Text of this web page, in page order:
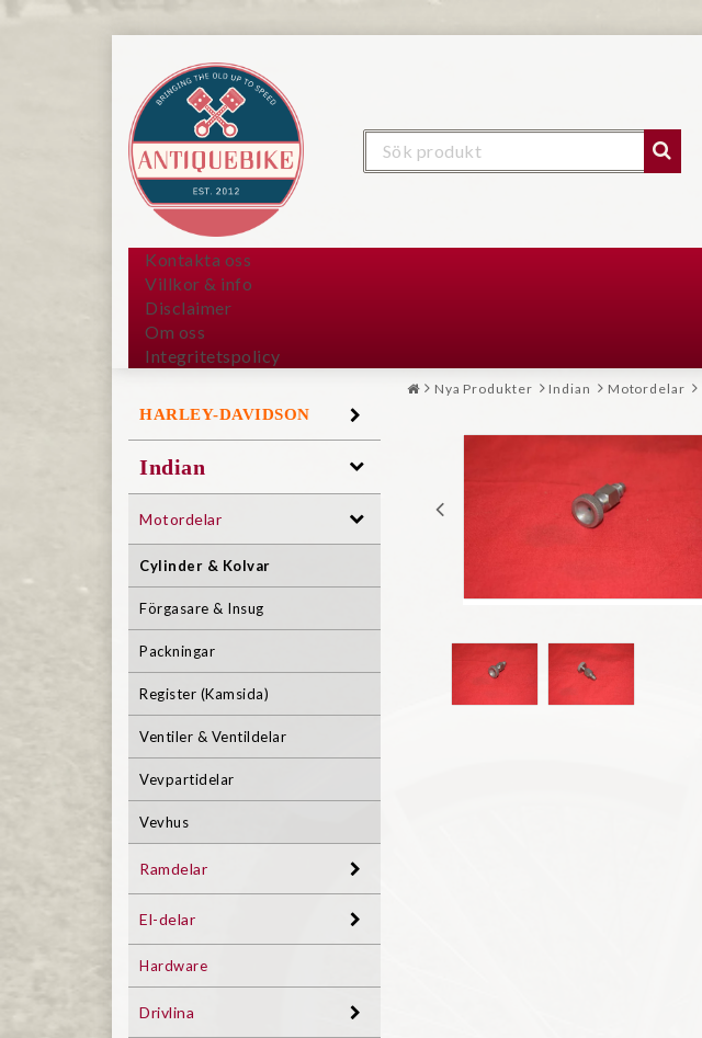
Kontakta oss
Villkor & info
Disclaimer
Om oss
Integritetspolicy
HARLEY-DAVIDSON
Indian
Motordelar
Cylinder & Kolvar
Förgasare & Insug
Packningar
Register (Kamsida)
Ventiler & Ventildelar
Vevpartidelar
Vevhus
Ramdelar
El-delar
Hardware
Drivlina
Nya Produkter Indian Motordelar